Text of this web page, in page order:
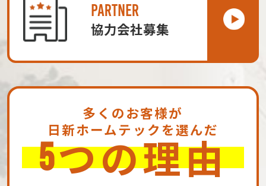
PARTNER
協力会社募集
多くのお客様が
日新ホームテックを選んだ
5つの理由